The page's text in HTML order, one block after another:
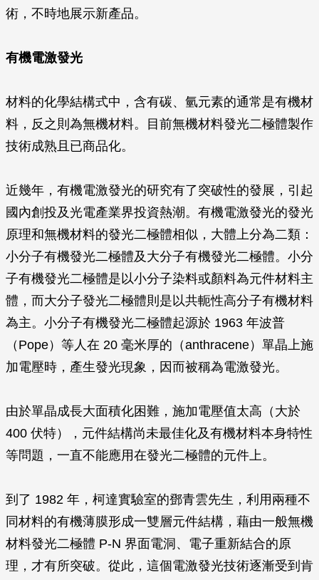
術，不時地展示新產品。
有機電激發光
材料的化學結構式中，含有碳、氫元素的通常是有機材
料，反之則為無機材料。
目前無機材料發光二極體製作
技術成熟且已商品化。
近幾年，有機電激發光的研究有了突破性的發展，引起
國內創投及光電產業界投資熱潮。有機電激發光的發光
原理和無機材料的發光二極體相似，大體上分為二類：
小分子有機發光二極體及大分子有機發光二極體。小分
子有機發光二極體是以小分子染料或顏料為元件材料主
體，而大分子發光二極體則是以共軛性高分子有機材料
為主。小分子有機發光二極體起源於 1963 年波普
（Pope）等人在 20 毫米厚的（anthracene）單晶上施
加電壓時，產生發光現象，因而被稱為電激發光。
由於單晶成長大面積化困難，施加電壓值太高（大於
400 伏特），元件結構尚未最佳化及有機材料本身特性
等問題，一直不能應用在發光二極體的元件上。
到了 1982 年，柯達實驗室的鄧青雲先生，利用兩種不
同材料的有機薄膜形成一雙層元件結構，藉由一般無機
材料發光二極體 P-N 界面電洞、電子重新結合的原
理，才有所突破。從此，這個電激發光技術逐漸受到肯